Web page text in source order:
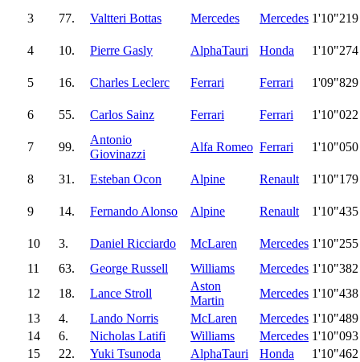
3 77. Valtteri Bottas Mercedes Mercedes 1'10"219
4 10. Pierre Gasly AlphaTauri Honda 1'10"274
5 16. Charles Leclerc Ferrari Ferrari 1'09"829
6 55. Carlos Sainz Ferrari Ferrari 1'10"022
7 99.
Antonio
Giovinazzi
Alfa Romeo Ferrari 1'10"050
8 31. Esteban Ocon Alpine Renault 1'10"179
9 14. Fernando Alonso Alpine Renault 1'10"435
10 3. Daniel Ricciardo McLaren Mercedes 1'10"255
11
63. George Russell Williams Mercedes 1'10"382
12
18. Lance Stroll
Aston
Martin
Mercedes 1'10"438
13
4. Lando Norris McLaren Mercedes 1'10"489
14
6. Nicholas Latifi Williams Mercedes 1'10"093
15
22. Yuki Tsunoda AlphaTauri Honda
1'10"462